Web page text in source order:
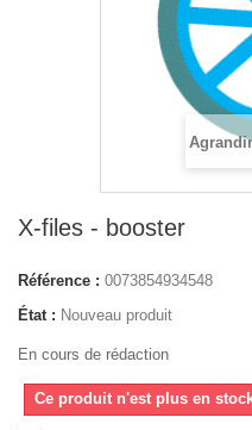
X-files - booster
Référence : 0073854934548
État : Nouveau produit
En cours de rédaction
Ce produit n'est plus en